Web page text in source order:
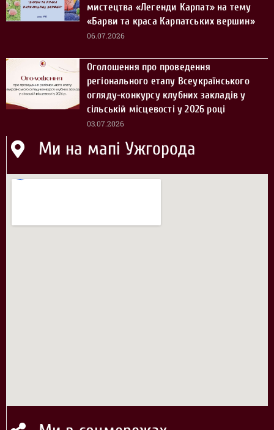
мистецтва «Легенди Карпат» на тему
«Барви та краса Карпатських вершин»
06.07.2026
Оголошення про проведення
регіонального етапу Всеукраїнського
огляду-конкурсу клубних закладів у
сільській місцевості у 2026 році
03.07.2026
Ми на мапі Ужгорода